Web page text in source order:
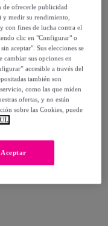
,ver condiciones
de ofrecerle publicidad
y medir su rendimiento,
con fines de lucha contra el
clic en "Configurar" o
aceptar". Sus elecciones se
cambiar sus opciones en
accesible a través del
también son
como las que miden
ofertas, y no están
sobre las Cookies, puede
Aceptar